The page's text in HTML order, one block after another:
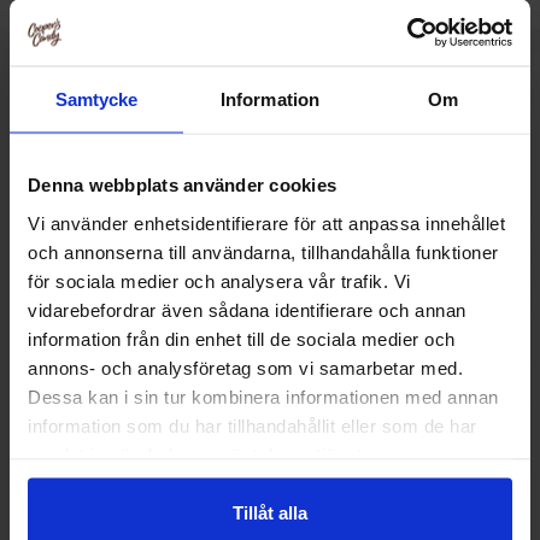
Samtycke Information Om
Denna webbplats använder cookies
Vi använder enhetsidentifierare för att anpassa innehållet
och annonserna till användarna, tillhandahålla funktioner
för sociala medier och analysera vår trafik. Vi
vidarebefordrar även sådana identifierare och annan
information från din enhet till de sociala medier och
annons- och analysföretag som vi samarbetar med.
Dessa kan i sin tur kombinera informationen med annan
information som du har tillhandahållit eller som de har
Tillåt alla
Muut pitivät
Werthers Original Cream Candies 1kg